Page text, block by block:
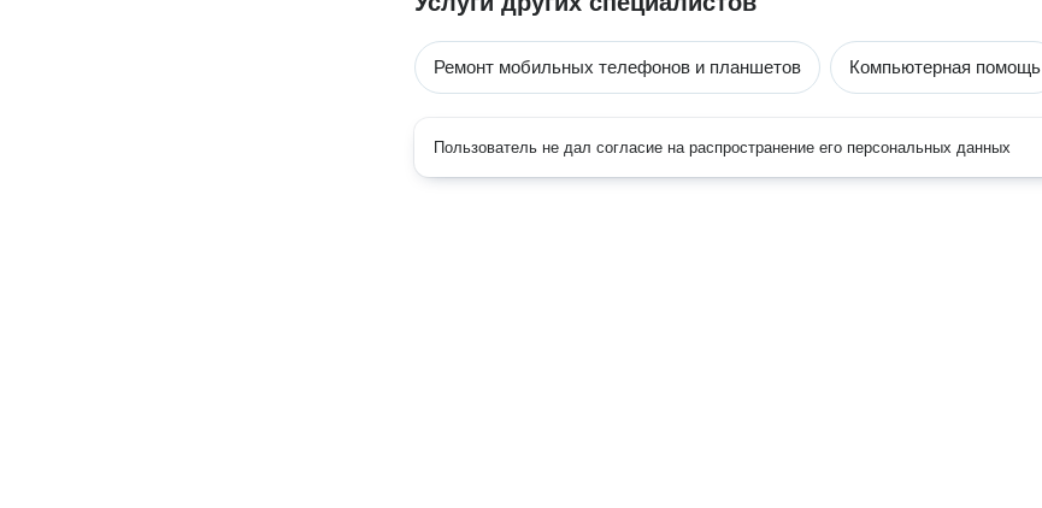
Ремонт мобильных телефонов и планшетов Компьютерная помощь
Пользователь не дал согласие на распространение его персональных данных